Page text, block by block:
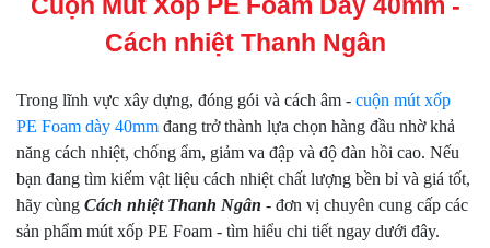
Cách nhiệt Thanh Ngân
Trong lĩnh vực xây dựng, đóng gói và cách âm - cuộn mút xốp
PE Foam dày 40mm đang trở thành lựa chọn hàng đầu nhờ khả
năng cách nhiệt, chống ẩm, giảm va đập và độ đàn hồi cao. Nếu
bạn đang tìm kiếm vật liệu cách nhiệt chất lượng bền bỉ và giá tốt,
hãy cùng Cách nhiệt Thanh Ngân - đơn vị chuyên cung cấp các
sản phẩm mút xốp PE Foam - tìm hiểu chi tiết ngay dưới đây.